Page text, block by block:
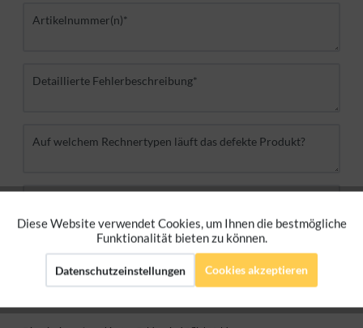
Funktionale Aktiv
Marketing Aktiv
Tracking
Diese Website verwendet Cookies, um Ihnen die bestmögliche
Funktionalität bieten zu können.
Datenschutzeinstellungen Cookies akzeptieren